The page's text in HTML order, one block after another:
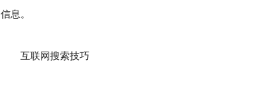
信息。
互联网搜索技巧